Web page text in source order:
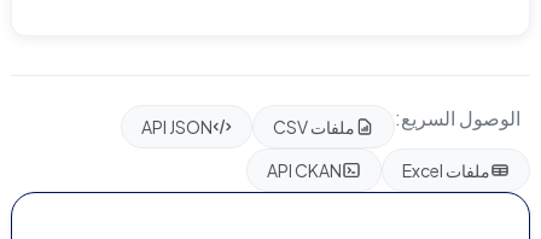
الوصول السريع: ملفات CSV
API JSON
ملفات Excel
API CKAN